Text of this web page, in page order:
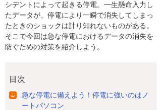
シデントによって起きる停電。一生懸命入力し
たデータが、停電により一瞬で消失してしまっ
たときのショックは計り知れないものがある。
そこで今回は急な停電におけるデータの消失を
防ぐための対策を紹介しよう。
目次
急な停電に備えよう！停電に強いのはノ
ートパソコン